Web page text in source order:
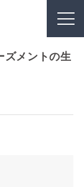
ズメントの生